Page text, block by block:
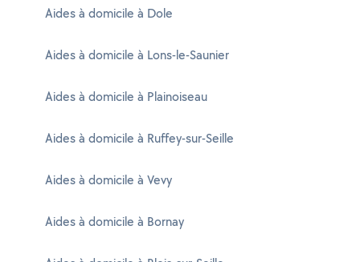
Aides à domicile à Dole
Aides à domicile à Lons-le-Saunier
Aides à domicile à Plainoiseau
Aides à domicile à Ruffey-sur-Seille
Aides à domicile à Vevy
Aides à domicile à Bornay